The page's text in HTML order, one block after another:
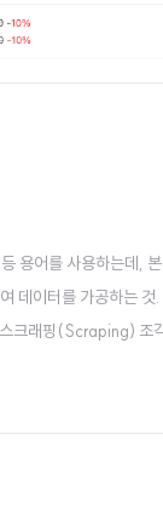
용어를 사용하는데,
데이터를 가공하는
스크래핑(Scraping)